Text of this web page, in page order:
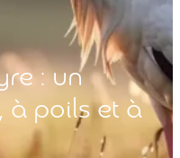
: un
à poils et à